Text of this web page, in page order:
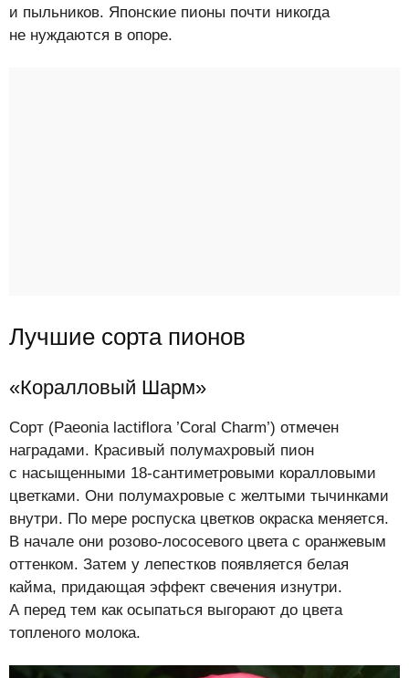
и пыльников. Японские пионы почти никогда
не нуждаются в опоре.
Лучшие сорта пионов
«Коралловый Шарм»
Сорт (Paeonia lactiflora ’Coral Charm’) отмечен
наградами. Красивый полумахровый пион
с насыщенными 18-сантиметровыми коралловыми
цветками. Они полумахровые с желтыми тычинками
внутри. По мере роспуска цветков окраска меняется.
В начале они розово-лососевого цвета с оранжевым
оттенком. Затем у лепестков появляется белая
кайма, придающая эффект свечения изнутри.
А перед тем как осыпаться выгорают до цвета
топленого молока.